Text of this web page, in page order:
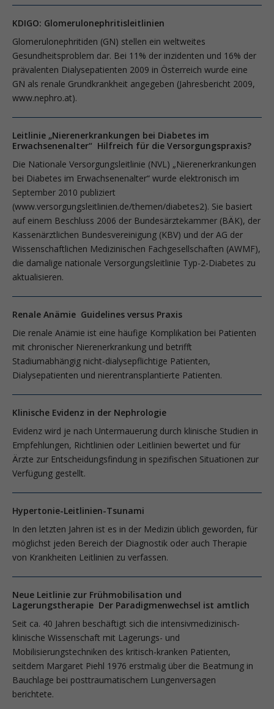
KDIGO: Glomerulonephritisleitlinien
Glomerulonephritiden (GN) stellen ein weltweites
Gesundheitsproblem dar. Bei 11% der inzidenten und 16% der
prävalenten Dialysepatienten 2009 in Österreich wurde eine
GN als renale Grundkrankheit angegeben (Jahresbericht 2009,
www.nephro.at).
Leitlinie „Nierenerkrankungen bei Diabetes im
Erwachsenenalter“ Hilfreich für die Versorgungspraxis?
Die Nationale Versorgungsleitlinie (NVL) „Nierenerkrankungen
bei Diabetes im Erwachsenenalter“ wurde elektronisch im
September 2010 publiziert
(www.versorgungsleitlinien.de/themen/diabetes2). Sie basiert
auf einem Beschluss 2006 der Bundesärztekammer (BÄK), der
Kassenärztlichen Bundesvereinigung (KBV) und der AG der
Wissenschaftlichen Medizinischen Fachgesellschaften (AWMF),
die damalige nationale Versorgungsleitlinie Typ-2-Diabetes zu
aktualisieren.
Renale Anämie Guidelines versus Praxis
Die renale Anämie ist eine häufige Komplikation bei Patienten
mit chronischer Nierenerkrankung und betrifft
Stadiumabhängig nicht-dialysepflichtige Patienten,
Dialysepatienten und nierentransplantierte Patienten.
Klinische Evidenz in der Nephrologie
Evidenz wird je nach Untermauerung durch klinische Studien in
Empfehlungen, Richtlinien oder Leitlinien bewertet und für
Ärzte zur Entscheidungsfindung in spezifischen Situationen zur
Verfügung gestellt.
Hypertonie-Leitlinien-Tsunami
In den letzten Jahren ist es in der Medizin üblich geworden, für
möglichst jeden Bereich der Diagnostik oder auch Therapie
von Krankheiten Leitlinien zu verfassen.
Neue Leitlinie zur Frühmobilisation und
Lagerungstherapie Der Paradigmenwechsel ist amtlich
Seit ca. 40 Jahren beschäftigt sich die intensivmedizinisch-
klinische Wissenschaft mit Lagerungs- und
Mobilisierungstechniken des kritisch-kranken Patienten,
seitdem Margaret Piehl 1976 erstmalig über die Beatmung in
Bauchlage bei posttraumatischem Lungenversagen
berichtete.